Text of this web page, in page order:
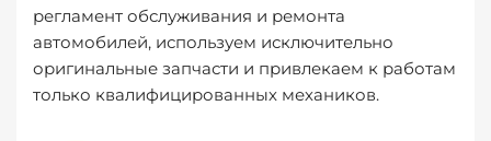
регламент обслуживания и ремонта
автомобилей, используем исключительно
оригинальные запчасти и привлекаем к работам
только квалифицированных механиков.